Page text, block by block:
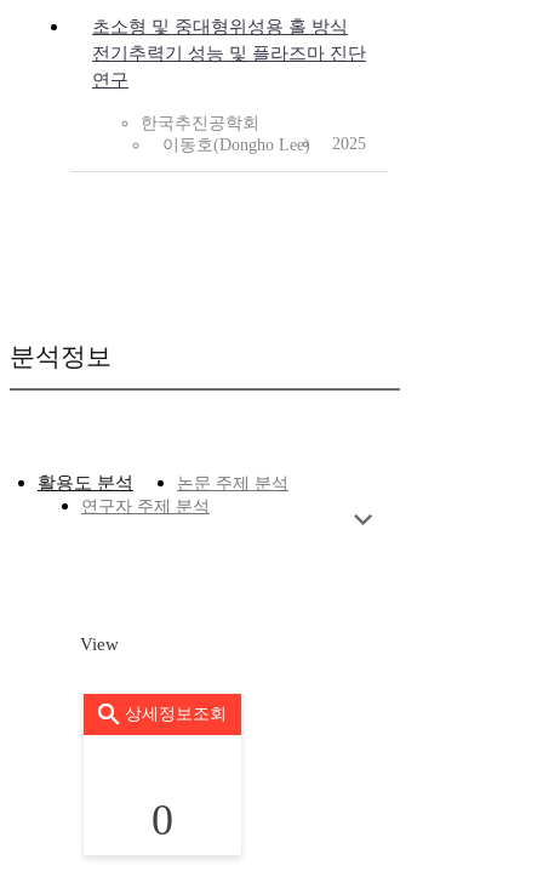
초소형 및 중대형위성용 홀 방식
전기추력기 성능 및 플라즈마 진단
연구
한국추진공학회
이동호(Dongho Lee)
2025
분석정보
활용도 분석
논문 주제 분석
연구자 주제 분석
View
상세정보조회
0